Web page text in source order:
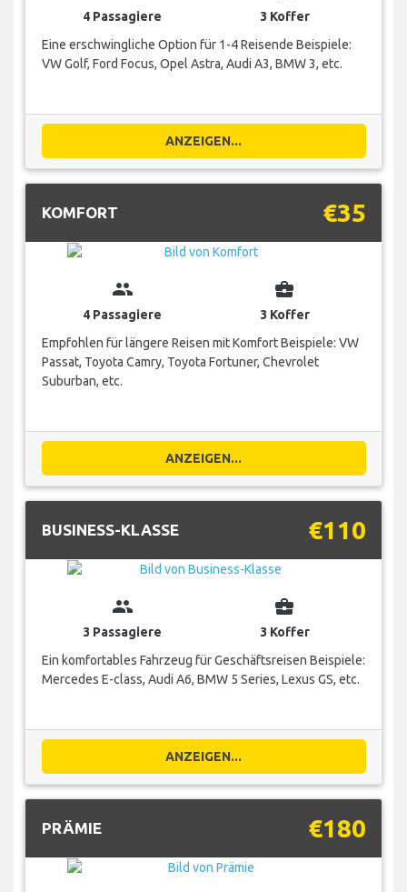
4 Passagiere
3 Koffer
Eine erschwingliche Option für 1-4 Reisende Beispiele:
VW Golf, Ford Focus, Opel Astra, Audi A3, BMW 3, etc.
ANZEIGEN...
KOMFORT €35
group
4 Passagiere
business_center
3 Koffer
Empfohlen für längere Reisen mit Komfort Beispiele: VW
Passat, Toyota Camry, Toyota Fortuner, Chevrolet
Suburban, etc.
ANZEIGEN...
BUSINESS-KLASSE €110
group
3 Passagiere
business_center
3 Koffer
Ein komfortables Fahrzeug für Geschäftsreisen Beispiele:
Mercedes E-class, Audi A6, BMW 5 Series, Lexus GS, etc.
ANZEIGEN...
PRÄMIE €180